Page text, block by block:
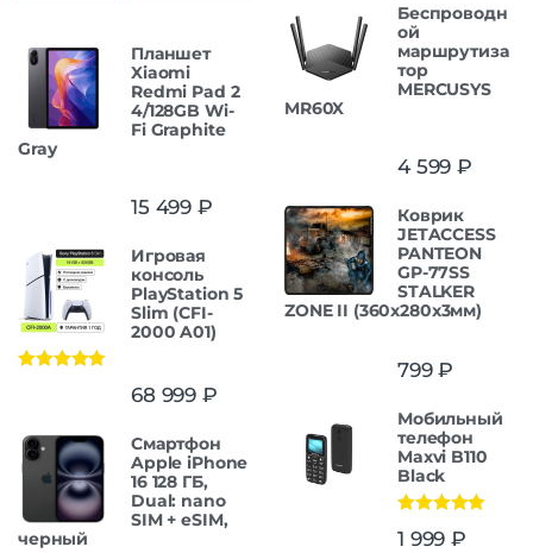
Планшет
Xiaomi
Redmi Pad 2
4/128GB Wi-
Fi Graphite
Gray
15 499 ₽
Игровая
консоль
PlayStation 5
Slim (CFI-
2000 A01)
68 999 ₽
Смартфон
Apple iPhone
16 128 ГБ,
Dual: nano
SIM + eSIM,
черный
Беспроводн
ой
маршрутиза
тор
MERCUSYS
MR60X
4 599 ₽
Коврик
JETACCESS
PANTEON
GP-77SS
STALKER
ZONE II (360x280x3мм)
799₽
Мобильный
телефон
Maxvi B110
Black
из 5
1 999 ₽